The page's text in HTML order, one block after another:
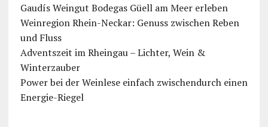
Gaudís Weingut Bodegas Güell am Meer erleben
Weinregion Rhein-Neckar: Genuss zwischen Reben
und Fluss
Adventszeit im Rheingau – Lichter, Wein &
Winterzauber
Power bei der Weinlese einfach zwischendurch einen
Energie-Riegel